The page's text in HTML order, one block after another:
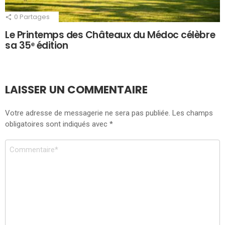
0 Partages
Le Printemps des Châteaux du Médoc célèbre
sa 35ᵉ édition
LAISSER UN COMMENTAIRE
Votre adresse de messagerie ne sera pas publiée. Les champs
obligatoires sont indiqués avec *
Commentaire